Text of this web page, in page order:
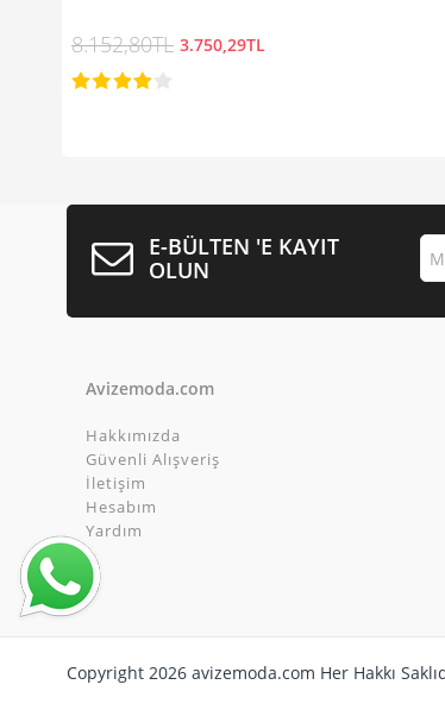
8.152,80TL 3.750,29TL
E-BÜLTEN 'E KAYIT
OLUN
Avizemoda.com
Hakkımızda
Güvenli Alışveriş
İletişim
Hesabım
Yardım
Copyright 2026 avizemoda.com Her Hakkı